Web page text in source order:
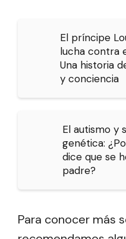
El príncipe
lucha contra
Una historia
y conciencia
El autismo y
genética:
dice que se
padre?
Para conocer más